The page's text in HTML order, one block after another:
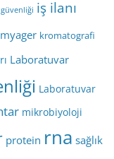
güvenliği iş ilanı
kromatografi
Laboratuvar
Laboratuvar
mikrobiyoloji
protein rna sağlık